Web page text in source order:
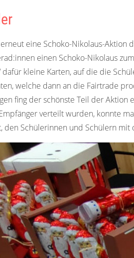
eine Schoko-Nikolaus-
einen Schoko-Nikolaus
dafür kleine Karten, auf die die
welche dann an die Fairtrade
fing der schönste Teil der Aktion
verteilt wurden, konnte
den Schülerinnen und Schülern